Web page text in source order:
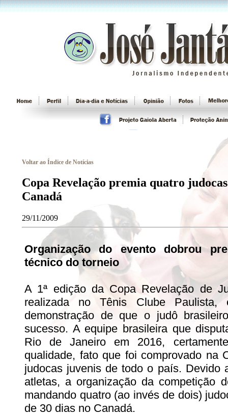
Voltar ao Índice de Notícias
Copa Revelação premia quatro
Canadá
29/11/2009
Organização do evento dobrou
técnico do torneio
A 1ª edição da Copa Revelação de
realizada no Tênis Clube
demonstração de que o judô
sucesso. A equipe brasileira que
Rio de Janeiro em 2016,
qualidade, fato que foi comprovado na
judocas juvenis de todo o país. Devido
atletas, a organização da competição
mandando quatro (ao invés de dois)
de 30 dias no Canadá.